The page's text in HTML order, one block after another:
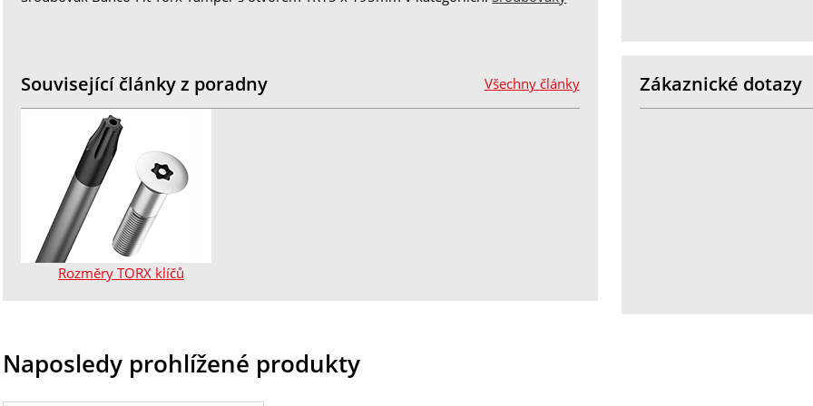
Všechny články
Související články z poradny
Rozměry TORX klíčů
Zákaznické dotazy
Naposledy prohlížené produkty